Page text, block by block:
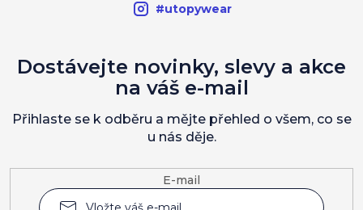
#utopywear
E-mail
Dostávejte novinky, slevy a akce
na váš e-mail
Přihlaste se k odběru a mějte přehled o všem, co se
u nás děje.